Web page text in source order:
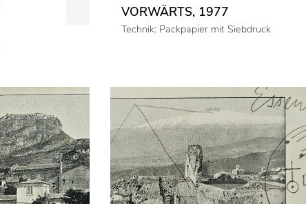
VORWÄRTS, 1977
Technik: Packpapier mit Siebdruck